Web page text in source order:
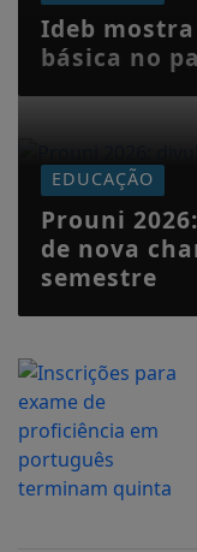
Ideb
básica no
EDUCAÇÃO
Prouni
de nova
semestre